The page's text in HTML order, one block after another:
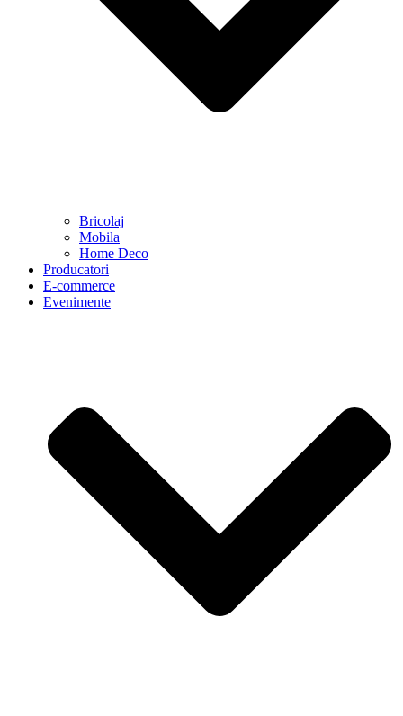
Bricolaj
Mobila
Home Deco
Producatori
E-commerce
Evenimente